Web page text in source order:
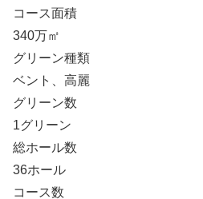
コース面積
340万㎡
グリーン種類
ベント、高麗
グリーン数
1グリーン
総ホール数
36ホール
コース数